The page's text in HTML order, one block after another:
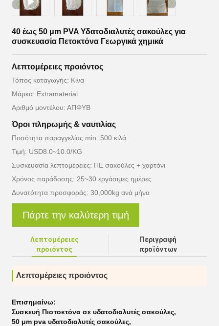
40 έως 50 μm PVA Υδατοδιαλυτές σακούλες για
συσκευασία Πετοκτόνα Γεωργικά χημικά
Λεπτομέρειες προιόντος
Τόπος καταγωγής: Κίνα
Μάρκα: Extramaterial
Αριθμό μοντέλου: ΑΠΦΥΒ
Όροι πληρωμής & ναυτιλίας
Ποσότητα παραγγελίας min: 500 κιλά
Τιμή: USD8.0~10.0/KG
Συσκευασία λεπτομέρειες: ΠΕ σακούλες + χαρτόνι
Χρόνος παράδοσης: 25~30 εργάσιμες ημέρες
Δυνατότητα προσφοράς: 30,000kg ανά μήνα
Πάρτε την καλύτερη τιμή
Λεπτομέρειες
προιόντος
Περιγραφή
προϊόντων
Λεπτομέρειες προιόντος
Επισημαίνω:
Συσκευή Πιστοκτόνα σε υδατοδιαλυτές σακούλες,
50 μm pva υδατοδιαλυτές σακούλες,